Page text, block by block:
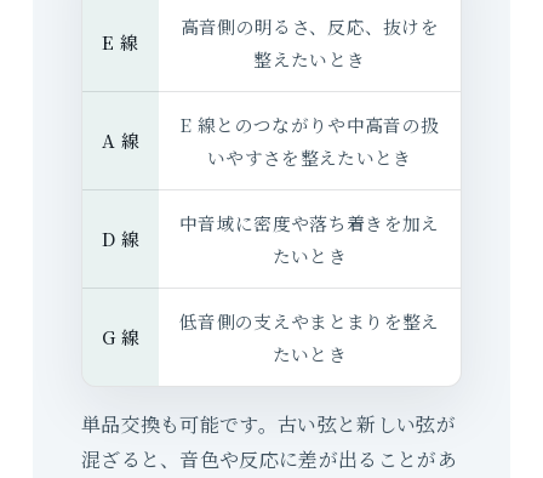
E 線
高音側の明るさ、反応、抜けを
整えたいとき
A 線
E 線とのつながりや中高音の扱
いやすさを整えたいとき
D 線
中音域に密度や落ち着きを加え
たいとき
G 線
低音側の支えやまとまりを整え
たいとき
単品交換も可能です。古い弦と新しい弦が
混ざると、音色や反応に差が出ることがあ